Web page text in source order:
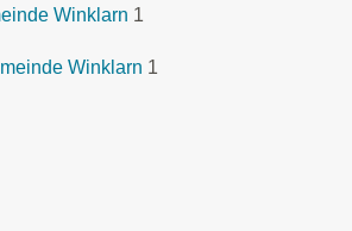
Winklarn 1
Winklarn 1